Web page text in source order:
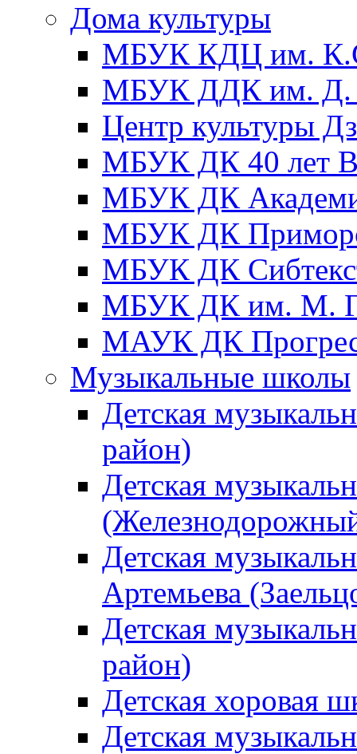
Дома культуры
МБУК КДЦ им.
МБУК ДДК им. Д.
Центр культуры
МБУК ДК 40 лет
МБУК ДК
МБУК ДК
МБУК ДК
МБУК ДК им. М.
МАУК ДК
Музыкальные школы
Детская
район)
Детская
Детская
Артемьева
Детская
район)
Детская хоровая
Детская